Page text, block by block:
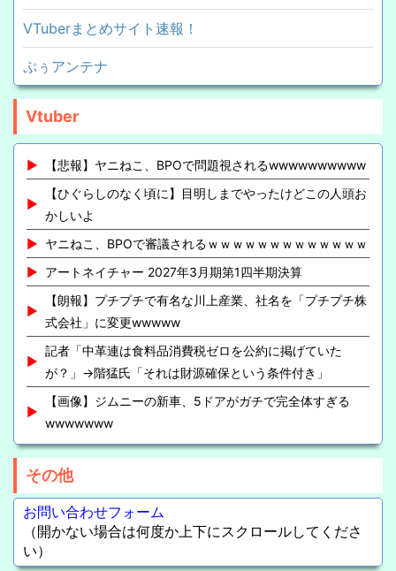
VTuberまとめサイト速報！
ぷぅアンテナ
Vtuber
【悲報】ヤニねこ、BPOで問題視されるwwwwwwwwww
【ひぐらしのなく頃に】目明しまでやったけどこの人頭お
かしいよ
ヤニねこ、BPOで審議されるｗｗｗｗｗｗｗｗｗｗｗｗｗ
アートネイチャー 2027年3月期第1四半期決算
【朗報】プチプチで有名な川上産業、社名を「プチプチ株
式会社」に変更wwwww
記者「中革連は食料品消費税ゼロを公約に掲げていた
が？」→階猛氏「それは財源確保という条件付き」
【画像】ジムニーの新車、5ドアがガチで完全体すぎる
wwwwwww
その他
お問い合わせフォーム
（開かない場合は何度か上下にスクロールしてくださ
い）